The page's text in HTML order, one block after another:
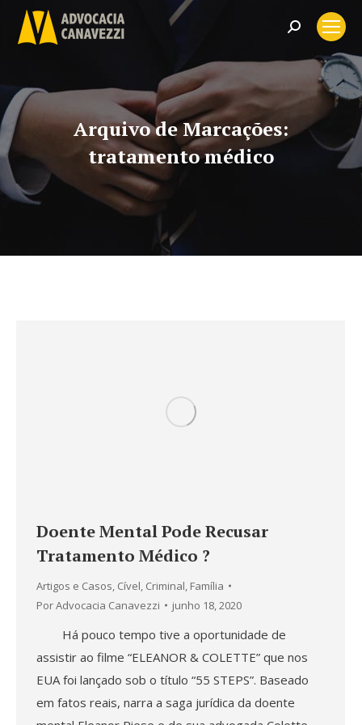
Search:
Arquivo de Marcações:
tratamento médico
Doente Mental Pode Recusar
Tratamento Médico ?
Artigos e Casos, Cível, Criminal, Família
PorAdvocacia Canavezzi junho 18, 2020
Há pouco tempo tive a oportunidade de
assistir ao filme “ELEANOR & COLETTE” que nos
EUA foi lançado sob o título “55 STEPS”. Baseado
em fatos reais, narra a saga jurídica da doente